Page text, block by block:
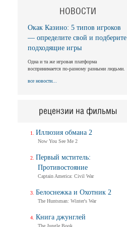
НОВОСТИ
Окак Казино: 5 типов игроков
— определите свой и подберите
подходящие игры
Одна и та же игровая платформа
воспринимается по-разному разными людьми.
все новости...
рецензии на фильмы
Иллюзия обмана 2
Now You See Me 2
Первый мститель:
Противостояние
Captain America: Civil War
Белоснежка и Охотник 2
The Huntsman: Winter's War
Книга джунглей
The Jungle Book